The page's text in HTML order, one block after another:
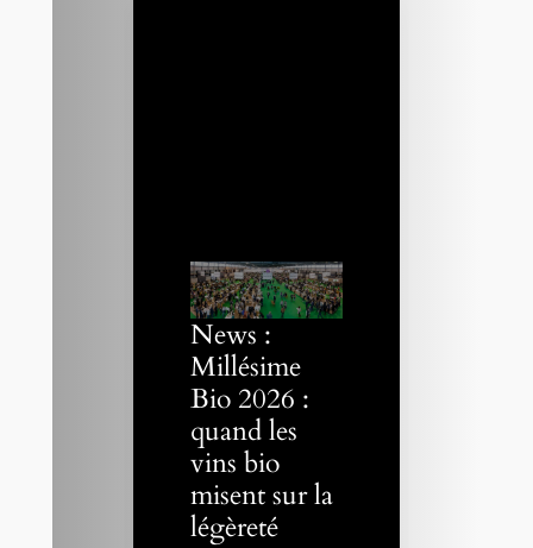
News :
Millésime
Bio 2026 :
quand les
vins bio
misent sur la
légèreté